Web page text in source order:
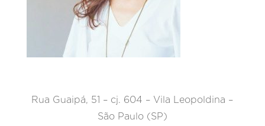
Rua Guaipá, 51 – cj. 604 – Vila Leopoldina –
São Paulo (SP)